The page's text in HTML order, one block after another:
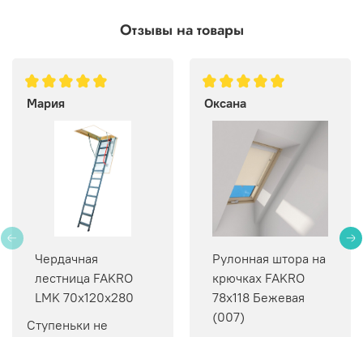
Отзывы на товары
Мария
Чердачная
лестница FAKRO
LMK 70х120х280
Ступеньки не
Оксана
Рулонная штора на
крючках FAKRO
78х118 Бежевая
(007)